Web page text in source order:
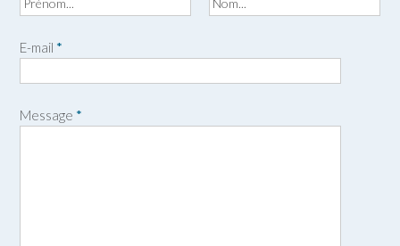
é
E-mail *
Message *